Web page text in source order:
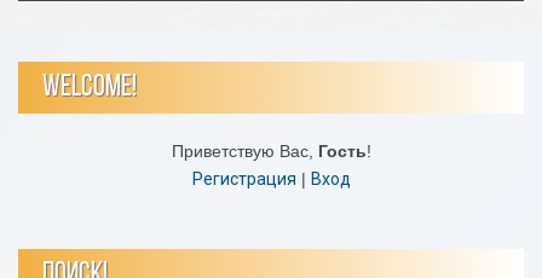
WELCOME!
Приветствую Вас, Гость!
Регистрация | Вход